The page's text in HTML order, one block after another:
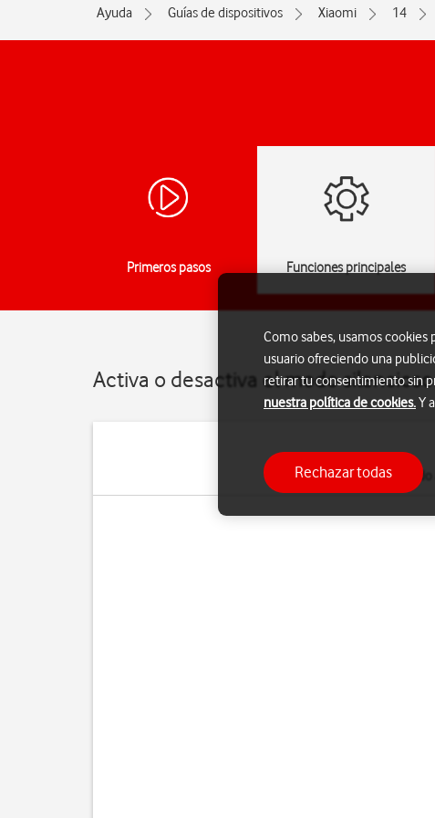
Ayuda Guías de dispositivos Xiaomi 14
Primeros pasos Funciones principales
Activa o desactiva el modo
Como sabes, usamos
usuario ofreciendo una
retirar tu consentimiento sin
nuestra política de cookies.Y
Rechazar todas